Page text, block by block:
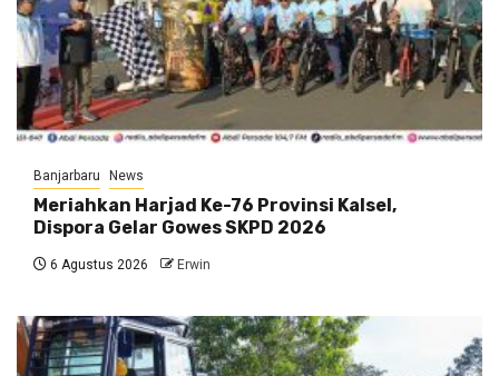
Banjarbaru News
Meriahkan Harjad Ke-76 Provinsi Kalsel,
Dispora Gelar Gowes SKPD 2026
6 Agustus 2026 Erwin